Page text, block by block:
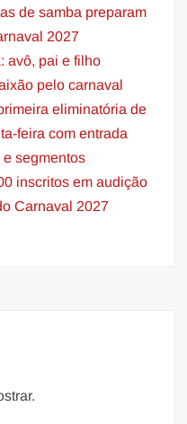
de samba preparam
2027
avô, pai e filho
pelo carnaval
eliminatória de
feira com entrada
segmentos
inscritos em audição
Carnaval 2027